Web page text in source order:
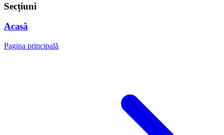
Secțiuni
Acasă
Pagina principală